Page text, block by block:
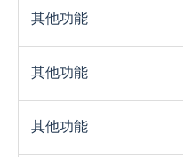
其他功能
其他功能
其他功能